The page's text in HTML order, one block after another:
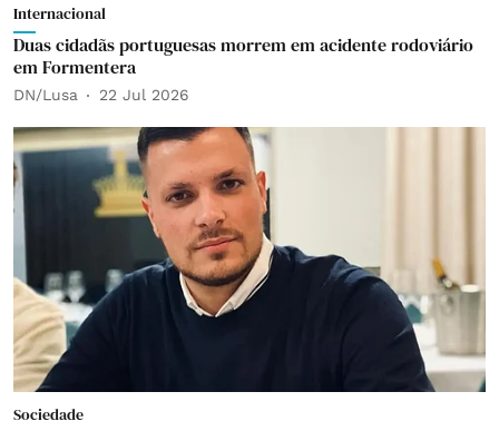
Internacional
Duas cidadãs portuguesas morrem em acidente rodoviário
em Formentera
DN/Lusa 22 Jul 2026
Sociedade